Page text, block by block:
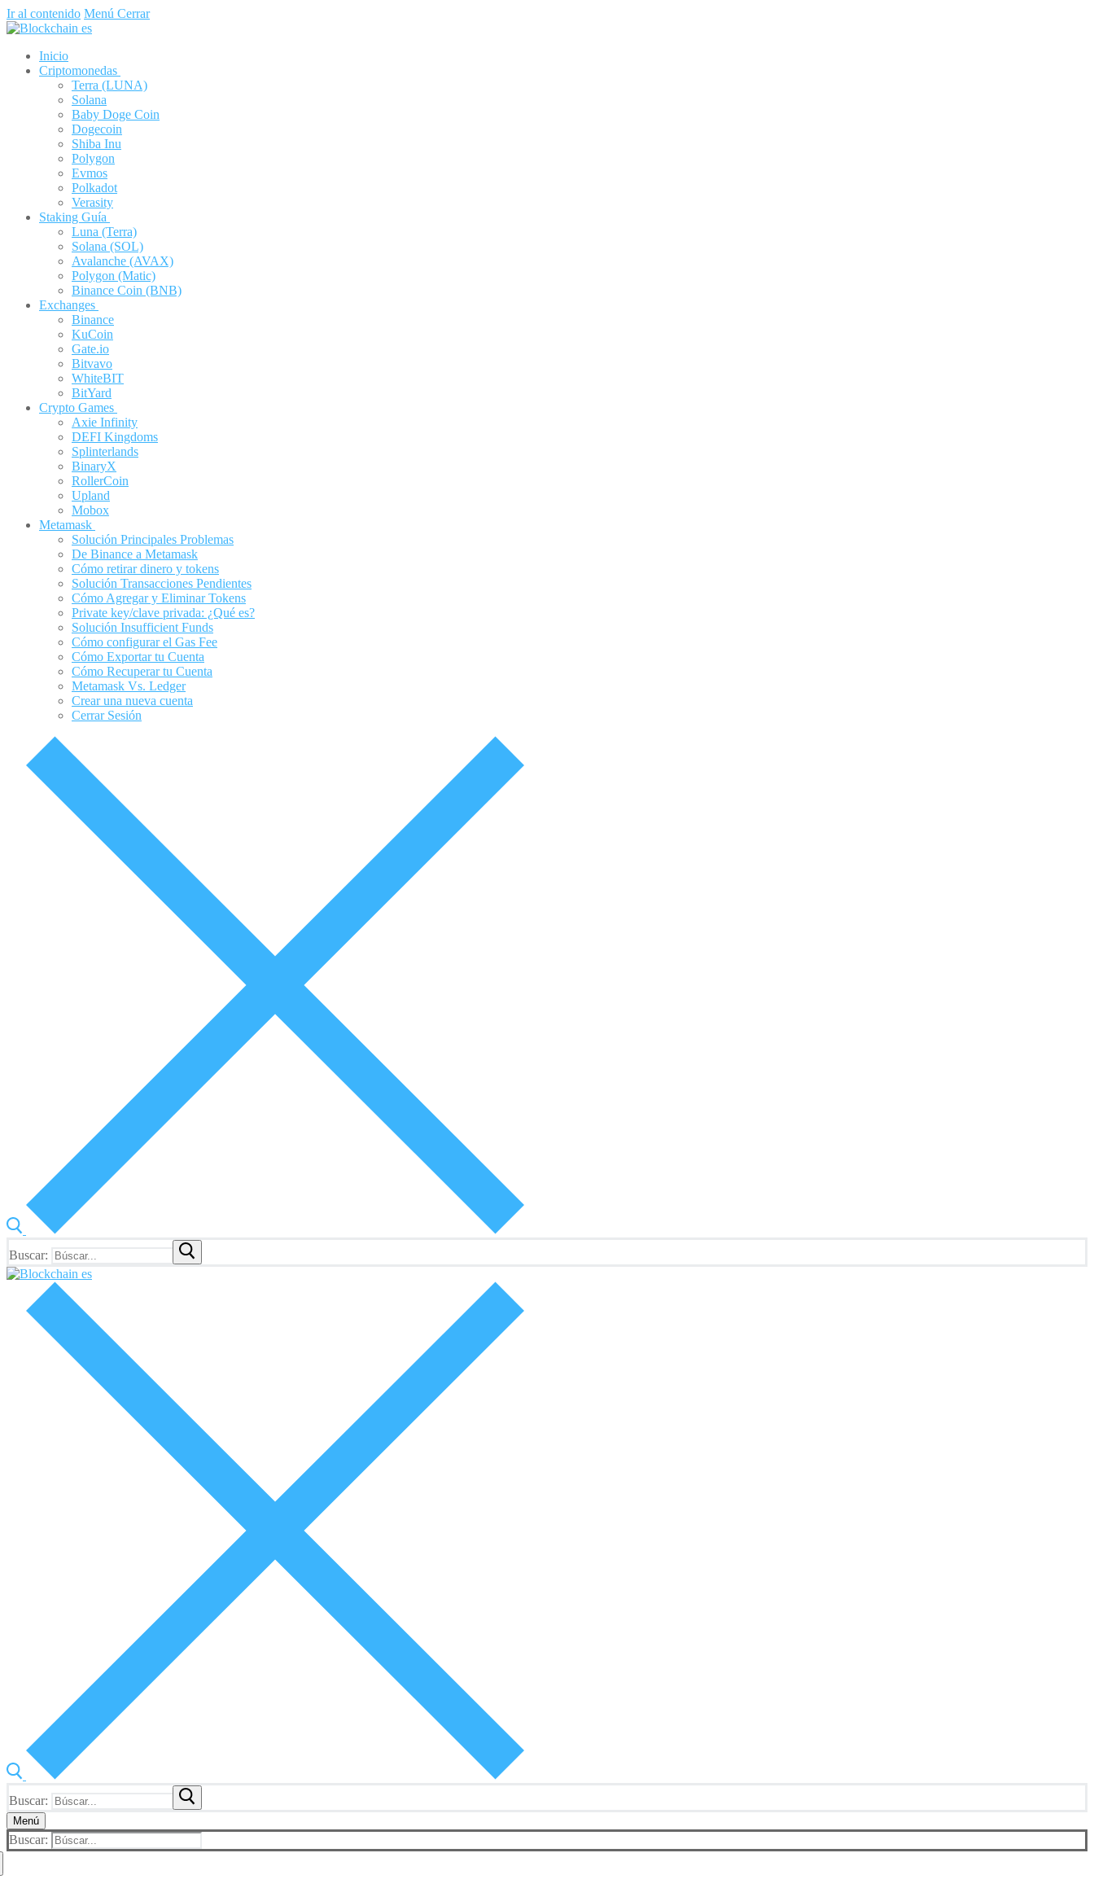
Ir al contenido Menú Cerrar
Inicio
Criptomonedas
Terra (LUNA)
Solana
Baby Doge Coin
Dogecoin
Shiba Inu
Polygon
Evmos
Polkadot
Verasity
Staking Guía
Luna (Terra)
Solana (SOL)
Avalanche (AVAX)
Polygon (Matic)
Binance Coin (BNB)
Exchanges
Binance
KuCoin
Gate.io
Bitvavo
WhiteBIT
BitYard
Crypto Games
Axie Infinity
DEFI Kingdoms
Splinterlands
BinaryX
RollerCoin
Upland
Mobox
Metamask
Solución Principales Problemas
De Binance a Metamask
Cómo retirar dinero y tokens
Solución Transacciones Pendientes
Cómo Agregar y Eliminar Tokens
Private key/clave privada: ¿Qué es?
Solución Insufficient Funds
Cómo configurar el Gas Fee
Cómo Exportar tu Cuenta
Cómo Recuperar tu Cuenta
Metamask Vs. Ledger
Crear una nueva cuenta
Cerrar Sesión
Buscar:
Buscar:
Menú
Buscar: